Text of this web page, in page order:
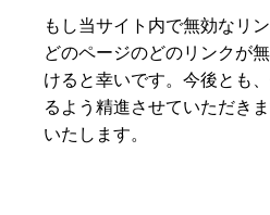
もし当サイト内で無効なリ
どのページのどのリンクが
けると幸いです。今後とも
るよう精進させていただき
いたします。